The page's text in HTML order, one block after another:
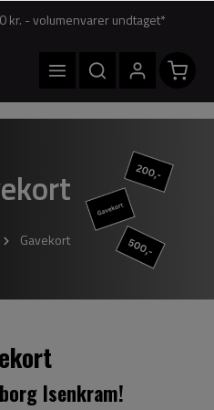
kr. - volumenvarer undtaget*
Gavekort
Isenkram!